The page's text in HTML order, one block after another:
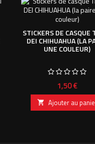
STICKERS DE CASQUE
DEI CHIHUAHUA (LA
UNE COULEUR)
Prix
1,50 €
 Ajouter au